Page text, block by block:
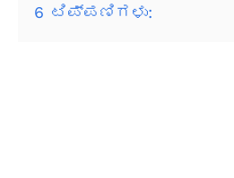
6 ಟಿಪ್ಪಣಿಗಳು: